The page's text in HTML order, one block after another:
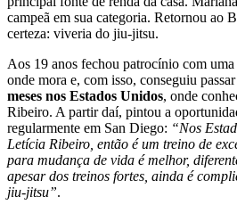
campeã em sua categoria. Retornou ao
certeza: viveria do jiu-jitsu.
Aos 19 anos fechou patrocínio com
onde mora e, com isso, conseguiu
meses nos Estados Unidos, onde
Ribeiro. A partir daí, pintou a
regularmente em San Diego: “Nos
Letícia Ribeiro, então é um treino de
para mudança de vida é melhor,
apesar dos treinos fortes, ainda é
jiu-jitsu”.